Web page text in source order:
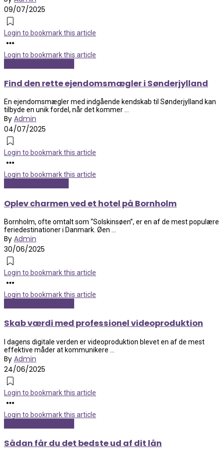
09/07/2025
Login to bookmark this article
Login to bookmark this article
Find den rette ejendomsmægler i Sønderjylland
En ejendomsmægler med indgående kendskab til Sønderjylland kan
tilbyde en unik fordel, når det kommer ...
By Admin
04/07/2025
Login to bookmark this article
Login to bookmark this article
Oplev charmen ved et hotel på Bornholm
Bornholm, ofte omtalt som “Solskinsøen”, er en af de mest populære
feriedestinationer i Danmark. Øen ...
By Admin
30/06/2025
Login to bookmark this article
Login to bookmark this article
Skab værdi med professionel videoproduktion
I dagens digitale verden er videoproduktion blevet en af de mest
effektive måder at kommunikere ...
By Admin
24/06/2025
Login to bookmark this article
Login to bookmark this article
Sådan får du det bedste ud af dit lån